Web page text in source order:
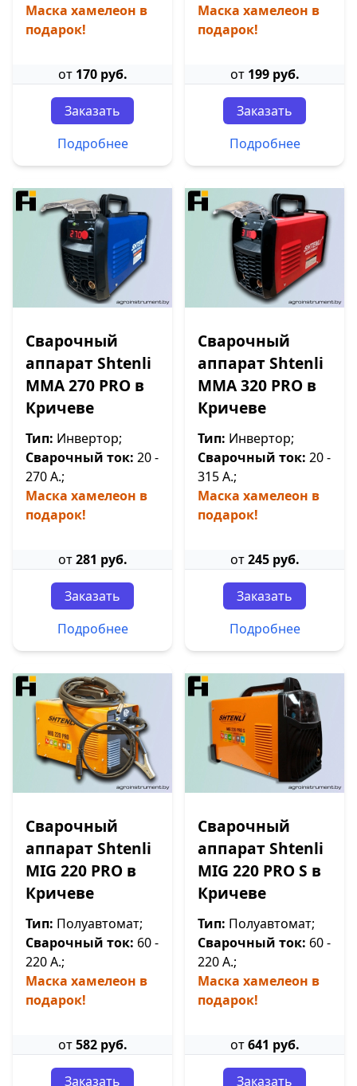
Маска хамелеон в
подарок!
от 170 руб.
Заказать
Подробнее
Маска хамелеон в
подарок!
от 199 руб.
Заказать
Подробнее
Сварочный
аппарат Shtenli
ММА 270 PRO в
Кричеве
Тип: Инвертор;
Сварочный ток: 20 -
270 А.;
Маска хамелеон в
подарок!
от281 руб.
Заказать
Подробнее
Сварочный
аппарат Shtenli
ММА 320 PRO в
Кричеве
Тип: Инвертор;
Сварочный ток: 20 -
315 А.;
Маска хамелеон в
подарок!
от245 руб.
Заказать
Подробнее
Сварочный
аппарат Shtenli
МIG 220 PRO в
Кричеве
Тип: Полуавтомат;
Сварочный ток: 60 -
220 А.;
Маска хамелеон в
подарок!
от582 руб.
Заказать
Сварочный
аппарат Shtenli
МIG 220 PRO S в
Кричеве
Тип: Полуавтомат;
Сварочный ток: 60 -
220 А.;
Маска хамелеон в
подарок!
от641 руб.
Заказать